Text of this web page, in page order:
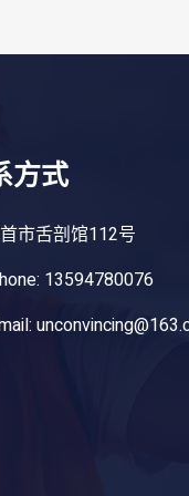
方式
市舌剖馆112号
13594780076